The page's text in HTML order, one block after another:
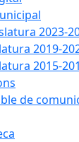
2023-
2019-
2015-
de